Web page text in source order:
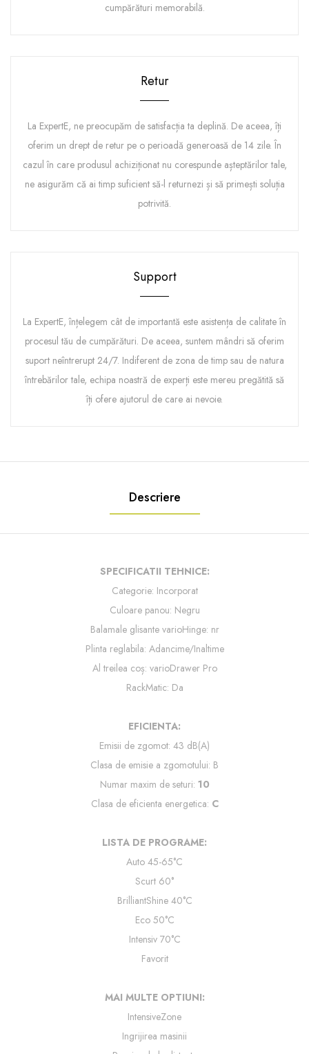
cumpărături memorabilă.
Retur
La ExpertE, ne preocupăm de satisfacția ta deplină. De aceea, îți
oferim un drept de retur pe o perioadă generoasă de 14 zile. În
cazul în care produsul achiziționat nu corespunde așteptărilor tale,
ne asigurăm că ai timp suficient să-l returnezi și să primești soluția
potrivită.
Support
La ExpertE, înțelegem cât de importantă este asistența de calitate în
procesul tău de cumpărături. De aceea, suntem mândri să oferim
suport neîntrerupt 24/7. Indiferent de zona de timp sau de natura
întrebărilor tale, echipa noastră de experți este mereu pregătită să
îți ofere ajutorul de care ai nevoie.
Descriere
SPECIFICATII TEHNICE:
Categorie: Incorporat
Culoare panou: Negru
Balamale glisante varioHinge: nr
Plinta reglabila: Adancime/Inaltime
Al treilea coș: varioDrawer Pro
RackMatic: Da
EFICIENTA:
Emisii de zgomot: 43 dB(A)
Clasa de emisie a zgomotului: B
Numar maxim de seturi: 10
Clasa de eficienta energetica: C
LISTA DE PROGRAME:
Auto 45-65°C
Scurt 60°
BrilliantShine 40°C
Eco 50°C
Intensiv 70°C
Favorit
MAI MULTE OPTIUNI:
IntensiveZone
Ingrijirea masinii